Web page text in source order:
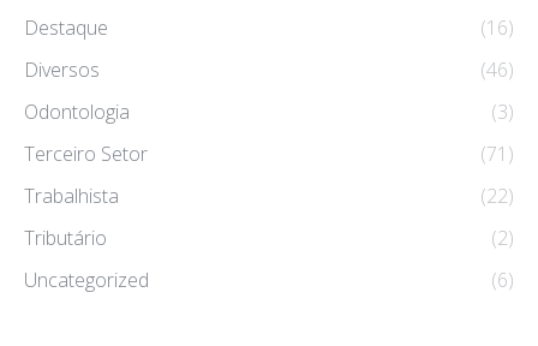
Destaque
(16)
Diversos
(46)
Odontologia
(3)
Terceiro Setor
(71)
Trabalhista
(22)
Tributário
(2)
Uncategorized
(6)